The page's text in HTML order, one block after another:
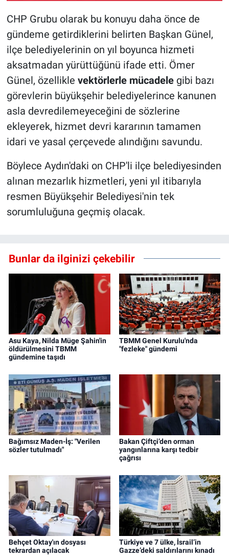
CHP Grubu olarak bu konuyu daha önce de
gündeme getirdiklerini belirten Başkan Günel,
ilçe belediyelerinin on yıl boyunca hizmeti
aksatmadan yürüttüğünü ifade etti. Ömer
Günel, özellikle vektörlerle mücadelegibi bazı
görevlerin büyükşehir belediyelerince kanunen
asla devredilemeyeceğini de sözlerine
ekleyerek, hizmet devri kararının tamamen
idari ve yasal çerçevede alındığını savundu.
Böylece Aydın'daki on CHP'li ilçe belediyesinden
alınan mezarlık hizmetleri, yeni yıl itibarıyla
resmen Büyükşehir Belediyesi'nin tek
sorumluluğuna geçmiş olacak.
Bunlar da ilginizi çekebilir
Asu Kaya, Nilda Müge Şahin'in
öldürülmesini TBMM
gündemine taşıdı
TBMM Genel Kurulu'nda
"fezleke" gündemi
Bağımsız Maden-İş: "Verilen
sözler tutulmadı"
Bakan Çiftçi’den orman
yangınlarına karşı tedbir
çağrısı
Behçet Oktay'ın dosyası
tekrardan açılacak
Türkiye ve 7 ülke, İsrail’in
Gazze’deki saldırılarını kınadı